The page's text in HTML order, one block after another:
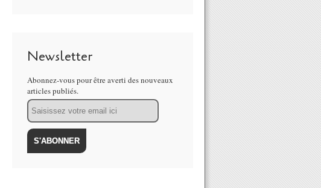
Newsletter
Abonnez-vous pour être averti des nouveaux
articles publiés.
Email